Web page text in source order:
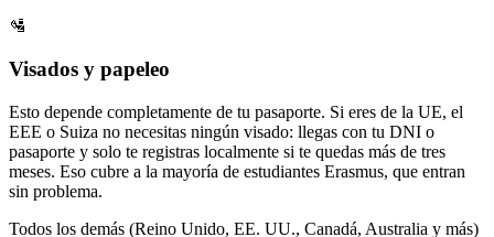
🛂
Visados y papeleo
Esto depende completamente de tu pasaporte. Si eres de la UE, el
EEE o Suiza no necesitas ningún visado: llegas con tu DNI o
pasaporte y solo te registras localmente si te quedas más de tres
meses. Eso cubre a la mayoría de estudiantes Erasmus, que entran
sin problema.
Todos los demás (Reino Unido, EE. UU., Canadá, Australia y más)